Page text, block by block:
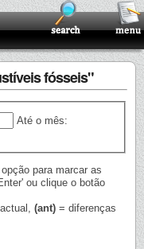
fósseis"
Até o mês:
para marcar as
ou clique o botão
(ant) = diferenças